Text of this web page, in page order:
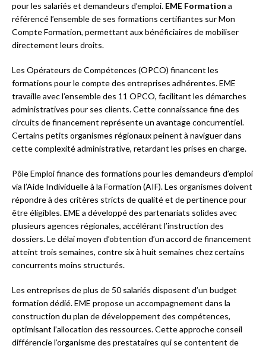
pour les salariés et demandeurs d’emploi. EME Formation a
référencé l’ensemble de ses formations certifiantes sur Mon
Compte Formation, permettant aux bénéficiaires de mobiliser
directement leurs droits.
Les Opérateurs de Compétences (OPCO) financent les
formations pour le compte des entreprises adhérentes. EME
travaille avec l’ensemble des 11 OPCO, facilitant les démarches
administratives pour ses clients. Cette connaissance fine des
circuits de financement représente un avantage concurrentiel.
Certains petits organismes régionaux peinent à naviguer dans
cette complexité administrative, retardant les prises en charge.
Pôle Emploi finance des formations pour les demandeurs d’emploi
via l’Aide Individuelle à la Formation (AIF). Les organismes doivent
répondre à des critères stricts de qualité et de pertinence pour
être éligibles. EME a développé des partenariats solides avec
plusieurs agences régionales, accélérant l’instruction des
dossiers. Le délai moyen d’obtention d’un accord de financement
atteint trois semaines, contre six à huit semaines chez certains
concurrents moins structurés.
Les entreprises de plus de 50 salariés disposent d’un budget
formation dédié. EME propose un accompagnement dans la
construction du plan de développement des compétences,
optimisant l’allocation des ressources. Cette approche conseil
différencie l’organisme des prestataires qui se contentent de